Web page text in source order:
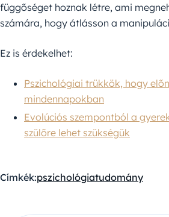
függőséget hoznak létre, ami
számára, hogy átlásson a
Ez is érdekelhet:
Pszichológiai trükkök, hogy
mindennapokban
Evolúciós szempontból a
szülőre lehet szükségük
Címkék:pszichológiatudomány